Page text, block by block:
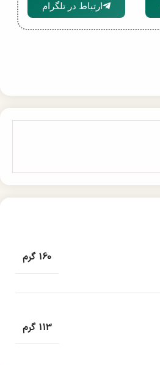
ارتباط در تلگرام
160 گرم
113 گرم